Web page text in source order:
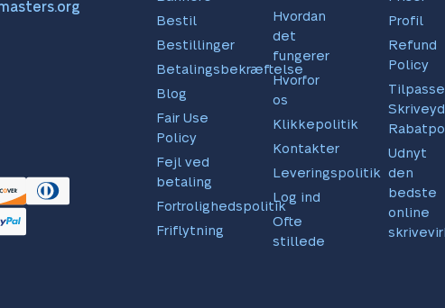
Bestil
Bestillinger
Betalingsbekræftelse
Blog
Fair Use
Policy
Fejl ved
betaling
Fortrolighedspolitik
Friflytning
Hvordan
det
fungerer
Hvorfor
os
Klikkepolitik
Kontakter
Leveringspolitik
Log ind
Ofte
stillede
Profil
Refund
Policy
Udnyt
den
bedste
online